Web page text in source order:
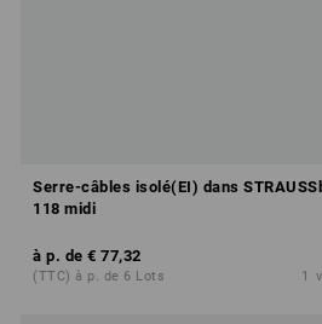
Serre-câbles isolé(EI) dans
118 midi
à p. de € 77,32
(TTC) à p. de 6 Lots 1